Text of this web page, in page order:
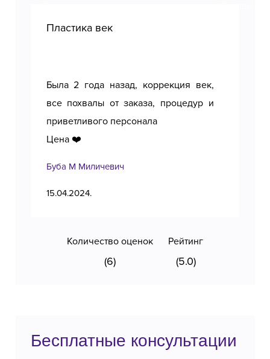
Пластика век
Была 2 года назад, коррекция век,
все похвалы от заказа, процедур и
приветливого персонала
Цена ❤️
Буба М Миличевич
15.04.2024.
Количество оценок
(6)
Рейтинг
(5.0)
Бесплатные консультации